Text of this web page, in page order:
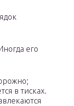
его
в тисках.